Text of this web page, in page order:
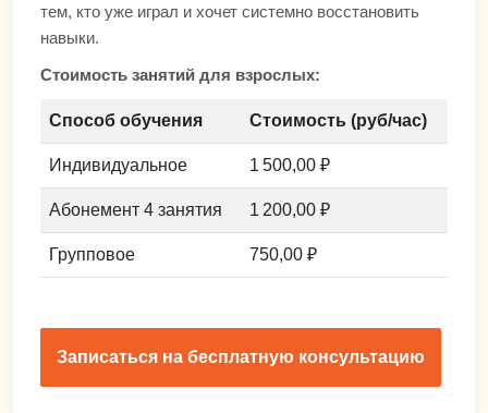
тем, кто уже играл и хочет системно восстановить
навыки.
Стоимость занятий для взрослых:
Способ обучения Стоимость (руб/час)
Индивидуальное 1 500,00 ₽
Абонемент 4 занятия 1 200,00 ₽
Групповое 750,00 ₽
Записаться на бесплатную консультацию